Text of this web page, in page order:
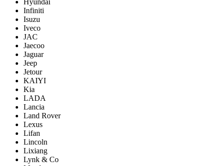
Hyundai
Infiniti
Isuzu
Iveco
JAC
Jaecoo
Jaguar
Jeep
Jetour
KAIYI
Kia
LADA
Lancia
Land Rover
Lexus
Lifan
Lincoln
Lixiang
Lynk & Co